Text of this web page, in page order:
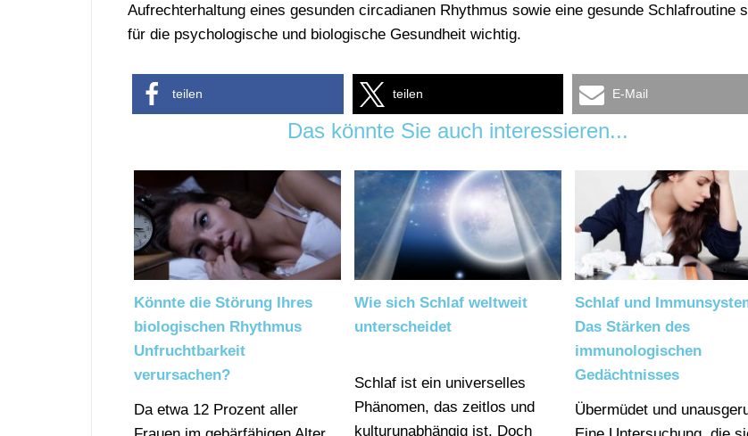
Aufrechterhaltung eines gesunden circadianen Rhythmus sowie eine gesunde Schlafroutine
für die psychologische und biologische Gesundheit wichtig.
teilen teilen E-Mail
Das könnte Sie auch interessieren...
Könnte die Störung Ihres
biologischen Rhythmus
Unfruchtbarkeit
verursachen?
Da etwa 12 Prozent aller
Wie sich Schlaf weltweit
unterscheidet
Schlaf ist ein universelles
Phänomen, das zeitlos und
kulturunabhängig ist. Doch
Schlaf und
Das Stärken des
immunologischen
Gedächtnisses
Übermüdet und